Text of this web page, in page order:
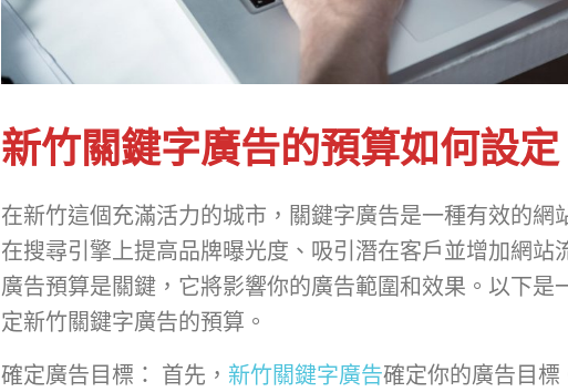
新竹關鍵字廣告的預算如何設定
在新竹這個充滿活力的城市，關鍵字廣告是一種有效的網
在搜尋引擎上提高品牌曝光度、吸引潛在客戶並增加網站
廣告預算是關鍵，它將影響你的廣告範圍和效果。以下是
定新竹關鍵字廣告的預算。
確定廣告目標： 首先， 新竹關鍵字廣告確定你的廣告目